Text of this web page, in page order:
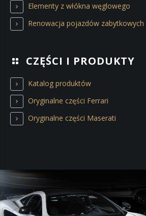
Elementy z włókna węglowego
Renowacja pojazdów zabytkowych
CZĘŚCI I PRODUKTY
Katalog produktów
Oryginalne części Ferrari
Oryginalne części Maserati